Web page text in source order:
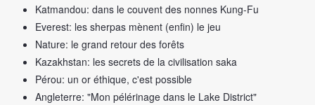
Katmandou: dans le couvent des nonnes Kung-Fu
Everest: les sherpas mènent (enfin) le jeu
Nature: le grand retour des forêts
Kazakhstan: les secrets de la civilisation saka
Pérou: un or éthique, c'est possible
Angleterre: "Mon pélérinage dans le Lake District"